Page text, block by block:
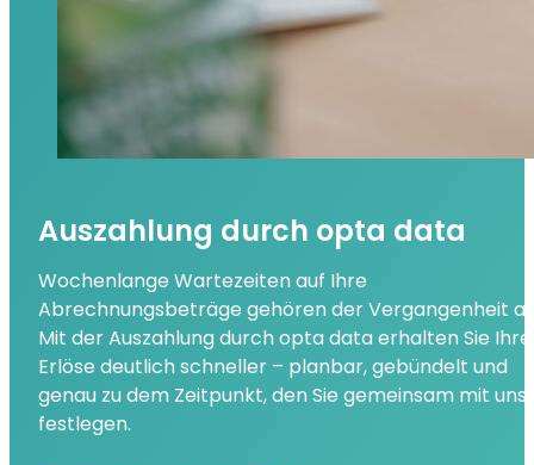
Auszahlung durch opta data
Wochenlange Wartezeiten auf Ihre
Abrechnungsbeträge gehören der Vergangenheit
Mit der Auszahlung durch opta data erhalten Sie Ihre
Erlöse deutlich schneller – planbar, gebündelt und
genau zu dem Zeitpunkt, den Sie gemeinsam mit uns
festlegen.